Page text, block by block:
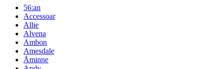
56:an
Accessoar
Allie
Alvena
Ambon
Amesdale
Åminne